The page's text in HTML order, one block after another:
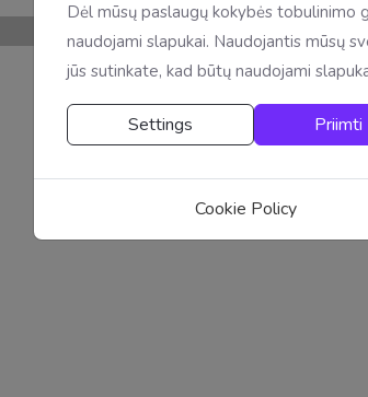
Dėl mūsų paslaugų kokybės tobulinimo
naudojami slapukai. Naudojantis mūsų
jūs sutinkate, kad būtų naudojami
Settings Priimti
Cookie Policy
© 2026 apranga.net